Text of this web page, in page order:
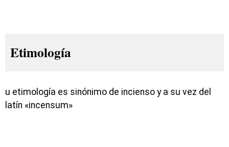
Etimología
u etimología es sinónimo de incienso y a su vez del
latín «incensum»